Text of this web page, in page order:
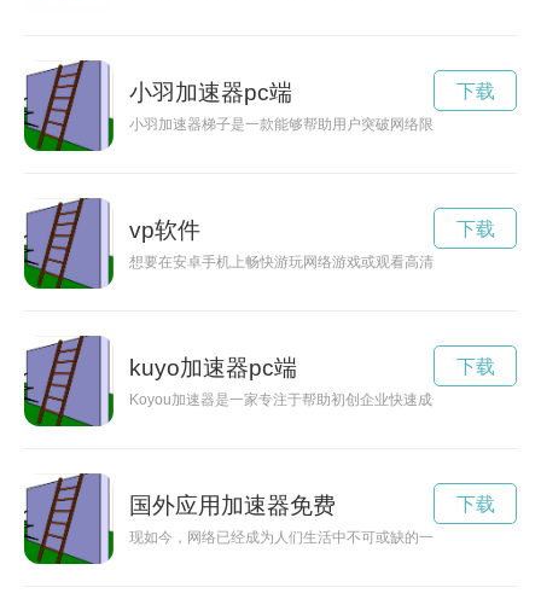
小羽加速器pc端
小羽加速器梯子是一款能够帮助用户突破网络限制，实现更快
下载
vp软件
想要在安卓手机上畅快游玩网络游戏或观看高清视频？不妨尝
下载
kuyo加速器pc端
Koyou加速器是一家专注于帮助初创企业快速成长的创业加速
下载
国外应用加速器免费
现如今，网络已经成为人们生活中不可或缺的一部分。但是在
下载